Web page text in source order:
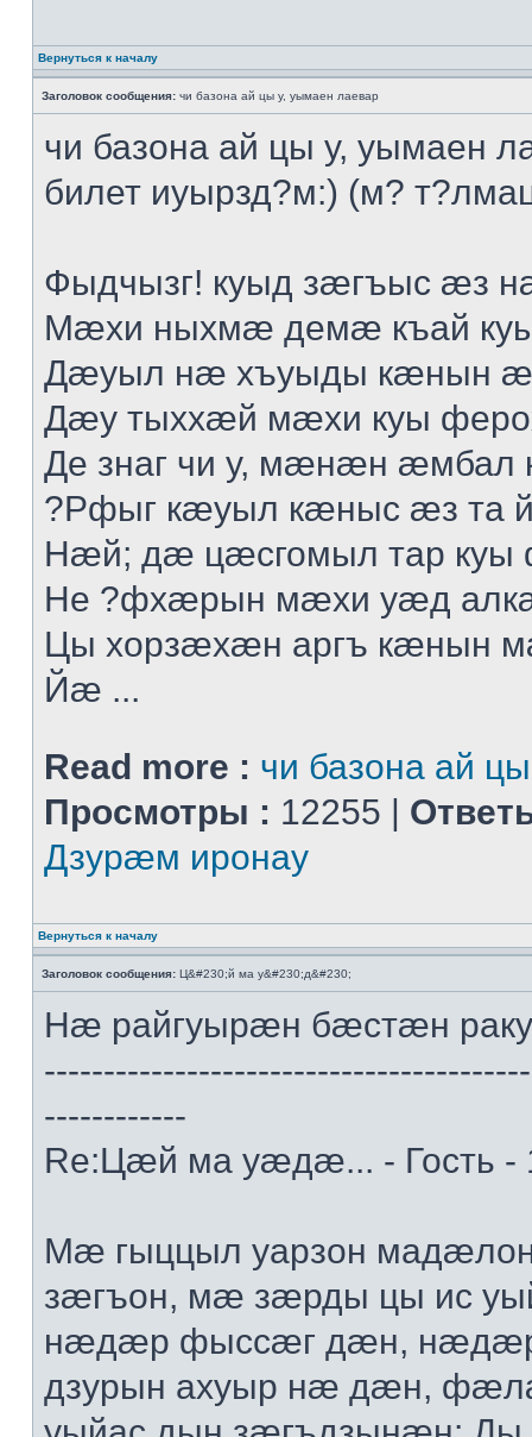
Вернуться к началу
Заголовок сообщения: чи базона ай цы у, уымаен лаевар
чи базона ай цы у, уымаен
билет иуырзд?м:) (м?
Фыдчызг! куыд зæгъыс æз
Мæхи ныхмæ демæ къай
Дæуыл нæ хъуыды кæнын
Дæу тыххæй мæхи куы
Де знаг чи у, мæнæн æмбал
?Рфыг кæуыл кæныс æз та
Нæй; дæ цæсгомыл тар
Не ?фхæрын мæхи уæд
Цы хорзæхæн аргъ кæнын
Йæ ...
Read more : чи базона ай
Просмотры : 12255 |
Дзурæм иронау
Вернуться к началу
Заголовок сообщения: Ц&#230;й ма у&#230;д&#230;
Нæ райгуырæн бæстæн
------------
Re:Цæй ма уæдæ... - Гость -
Мæ гыццыл уарзон
зæгъон, мæ зæрды цы ис
нæдæр фыссæг дæн, нæдæр
дзурын ахуыр нæ дæн,